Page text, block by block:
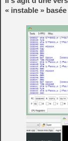
« instable »